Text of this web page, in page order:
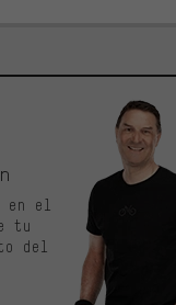
el
tu
del